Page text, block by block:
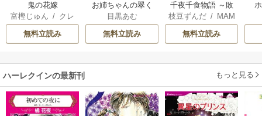
鬼の花嫁
富樫じゅん / クレ
ハ
無料立読み
お姉ちゃんの翠く
ん
目黒あむ
無料立読み
千夜千食物語 ～敗
国の姫ですが氷の
皇子殿下がどうも
溺愛してくれてい
枝豆ずんだ/ MAM
AKOTO / 鴉羽凛燈
無料立読み
ハーレクインの最新刊 もっと見る